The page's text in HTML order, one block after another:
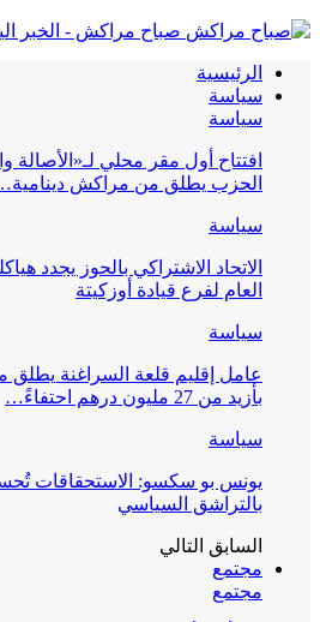
صباح مراكش - الخبر
الرئيسية
سياسة
سياسة
افتتاح أول مقر محلي لـ«الأصالة
الحزب يطلق من مراكش
سياسة
الاتحاد الاشتراكي بالحوز يجدد
العام لفرع قيادة أوزكيتة
سياسة
عامل إقليم قلعة السراغنة يطلق
بأزيد من 27 مليون درهم احتفاءً…
سياسة
يونس بو سكسو: الاستحقاقات
بالتراشق السياسي
السابق التالي
مجتمع
مجتمع